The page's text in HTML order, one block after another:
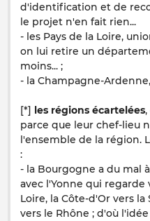
d'identification et de
le projet n'en fait rien...
- les Pays de la Loire,
on lui retire un
moins... ;
- la Champagne-
[*] les régions écartelées
parce que leur chef-lieu
l'ensemble de la région.
:
- la Bourgogne a du mal
avec l'Yonne qui regarde
Loire, la Côte-d'Or vers la
vers le Rhône ; d'où